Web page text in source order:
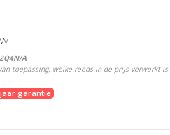
A
toepassing, welke reeds in de prijs verwerkt is.
jaar garantie